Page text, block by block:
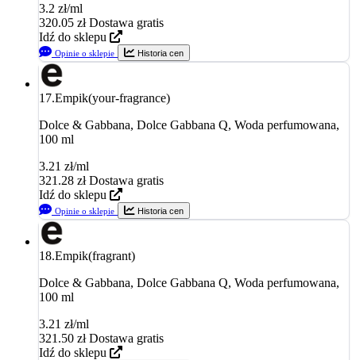
3.2 zł/ml
320.05 zł Dostawa gratis
Idź do sklepu
Opinie o sklepie Historia cen
17.Empik(your-fragrance)
Dolce & Gabbana, Dolce Gabbana Q, Woda perfumowana,
100 ml
3.21 zł/ml
321.28 zł Dostawa gratis
Idź do sklepu
Opinie o sklepie Historia cen
18.Empik(fragrant)
Dolce & Gabbana, Dolce Gabbana Q, Woda perfumowana,
100 ml
3.21 zł/ml
321.50 zł Dostawa gratis
Idź do sklepu